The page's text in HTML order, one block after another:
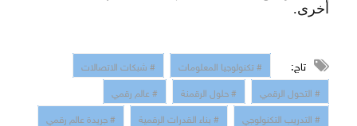
أخرى.
تاج: # تكنولوجيا المعلومات
# شبكات الاتصالات
# التحول الرقمي
# حلول الرقمنة
# عالم رقمي
# التدريب التكنولوجي
# بناء القدرات الرقمية
# جريدة عالم رقمي